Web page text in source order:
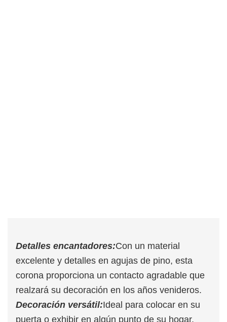
Detalles encantadores:Con un material
excelente y detalles en agujas de pino, esta
corona proporciona un contacto agradable que
realzará su decoración en los años venideros.
Decoración versátil:Ideal para colocar en su
puerta o exhibir en algún punto de su hogar,